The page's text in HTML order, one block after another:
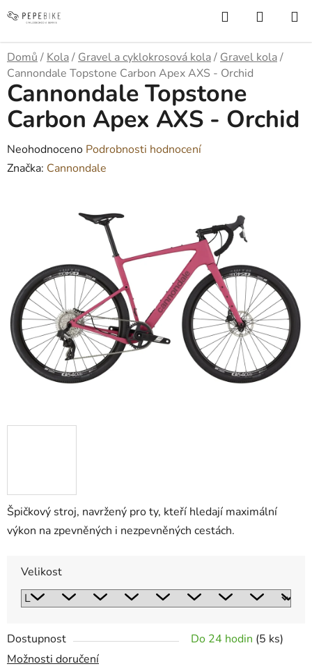
na
Hledat
KOŠÍK
Domů / Kola/ Gravel a cyklokrosová kola/ Gravel kola/
Cannondale Topstone Carbon Apex AXS - Orchid
Špičkový stroj, navržený pro ty, kteří hledají maximální
výkon na zpevněných i nezpevněných cestách.
Velikost
Dostupnost Do 24 hodin (5 ks)
Možnosti doručení
Cannondale Topstone
Carbon Apex AXS - Orchid
Průměrné
hodnocení
hvězdiček.
Neohodnoceno Podrobnosti hodnocení
Značka: Cannondale